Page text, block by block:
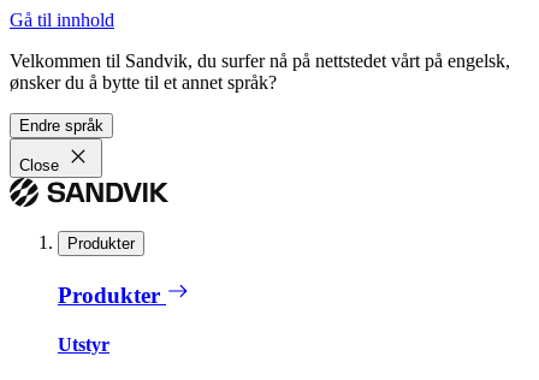
Gå til innhold
Velkommen til Sandvik, du surfer nå på nettstedet vårt på engelsk,
ønsker du å bytte til et annet språk?
Endre språk
Close
Produkter
Produkter
Utstyr